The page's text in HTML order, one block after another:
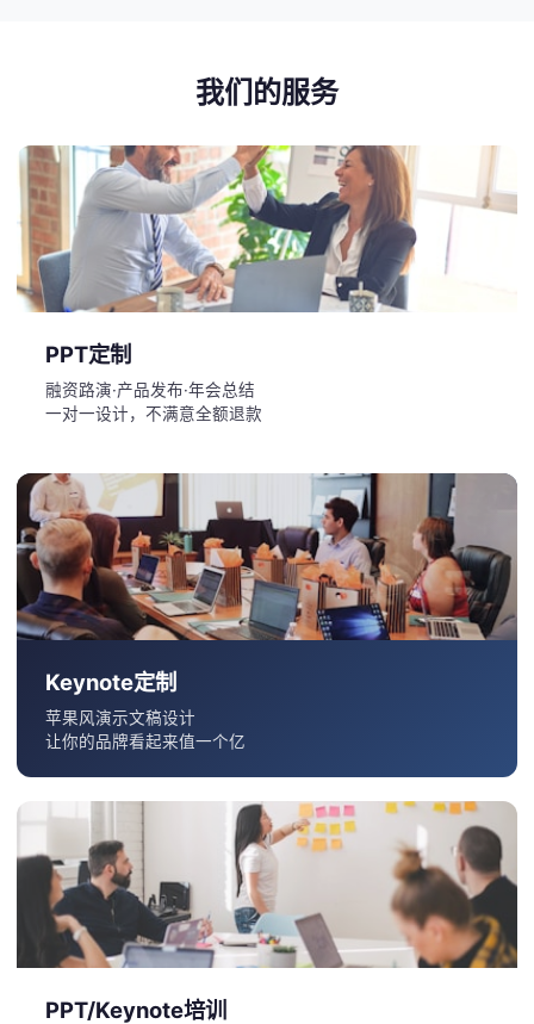
我们的服务
PPT定制
融资路演·产品发布·年会总结
一对一设计，不满意全额退款
Keynote定制
苹果风演示文稿设计
让你的品牌看起来值一个亿
PPT/Keynote培训